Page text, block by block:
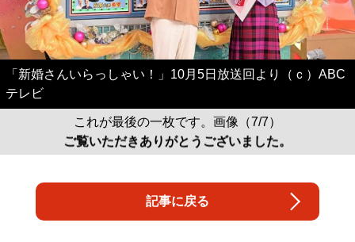
「新婚さんいらっしゃい！」10月5日放送回より（ｃ）ABC
テレビ
これが最後の一枚です。画像（7/7）
ご覧いただきありがとうございました。
記事に戻る